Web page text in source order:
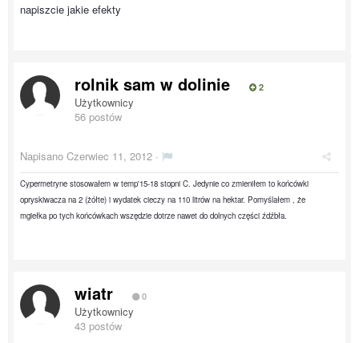
napiszcie jakie efekty
rolnik sam w dolinie 2
Użytkownicy
56 postów
Napisano Czerwiec 11, 2012 ·
Cypermetryne stosowałem w temp'15-18 stopni C. Jedynie co zmieniłem to końcówki
opryskiwacza na 2 (żółte) i wydatek cieczy na 110 litrów na hektar. Pomyślałem , że
mgiełka po tych końcówkach wszędzie dotrze nawet do dolnych części źdźbła.
wiatr 0
Użytkownicy
43 postów